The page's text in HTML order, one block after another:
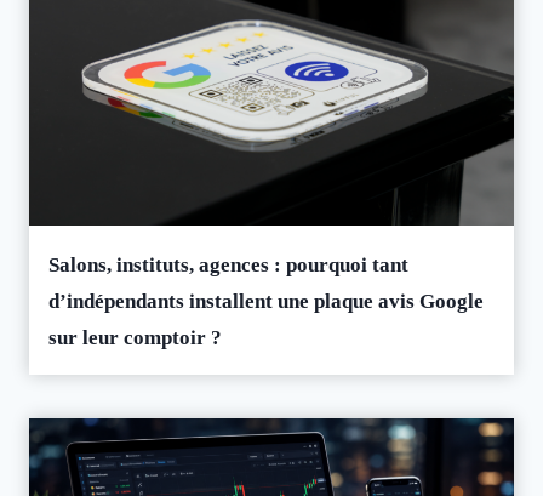
Salons, instituts, agences : pourquoi tant
d’indépendants installent une plaque avis Google
sur leur comptoir ?